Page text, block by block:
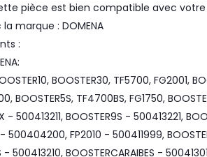
pièce est bien compatible avec
marque : DOMENA
:
BOOSTER30, TF5700,
BOOSTER5S, TF4700BS, FG1750,
- 500413211, BOOSTER9S - 500413221,
500404200, FP2010 - 500411999,
- 500413210, BOOSTERCARAIBES -